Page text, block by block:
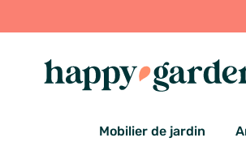
Mobilier de jardin